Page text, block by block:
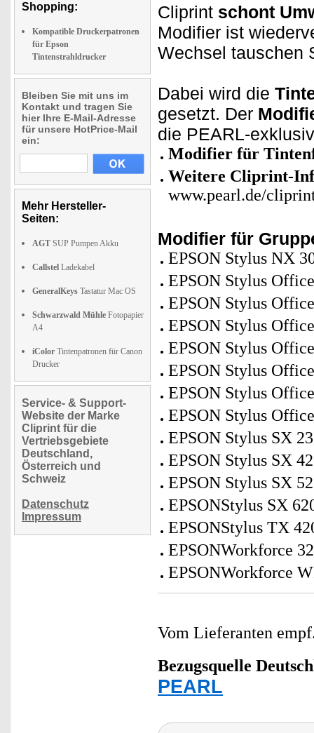
Shopping:
Kompatible Druckerpatronen
für Epson
Tintenstrahldrucker
Bleiben Sie mit uns im
Kontakt und tragen Sie
hier Ihre E-Mail-Adresse
für unsere HotPrice-Mail
ein:
Mehr Hersteller-
Seiten:
AGT SUP Pumpen Akku
Callstel Ladekabel
GeneralKeys Tastatur Mac OS
Schwarzwald Mühle Fotopapier
A4
iColor Tintenpatronen für Canon
Drucker
Service- & Support-
Website der Marke
Cliprint für die
Vertriebsgebiete
Deutschland,
Österreich und
Schweiz
Datenschutz
Impressum
Cliprint schont
Modifier ist
Wechsel tauschen
Dabei wird die
gesetzt. Der
die PEARL-
Modifier für
Weitere Cliprint-
www.pearl.de/
Modifier für
EPSON Stylus NX
EPSON Stylus
EPSON Stylus
EPSON Stylus
EPSON Stylus
EPSON Stylus
EPSON Stylus
EPSON Stylus
EPSON Stylus SX
EPSON Stylus SX
EPSON Stylus SX
EPSONStylus SX
EPSONStylus TX
EPSONWorkforce
EPSONWorkforce
Vom Lieferanten
Bezugsquelle
PEARL